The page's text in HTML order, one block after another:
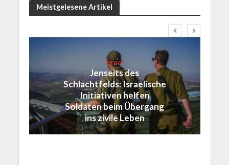
Meistgelesene Artikel
Israel
Jenseits des
Schlachtfelds: Israelische
Initiativen helfen
Soldaten beim Übergang
ins zivile Leben